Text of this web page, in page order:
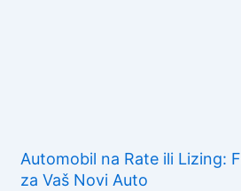
Automobil na Rate ili Lizing:
za Vaš Novi Auto